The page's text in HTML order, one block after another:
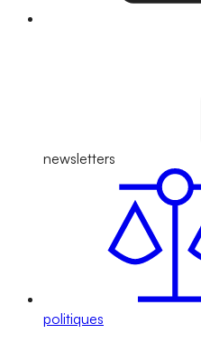
newsletters
politiques